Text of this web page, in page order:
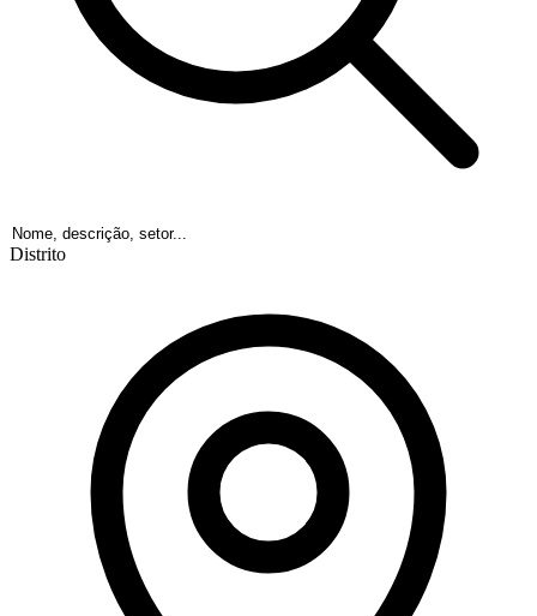
Distrito